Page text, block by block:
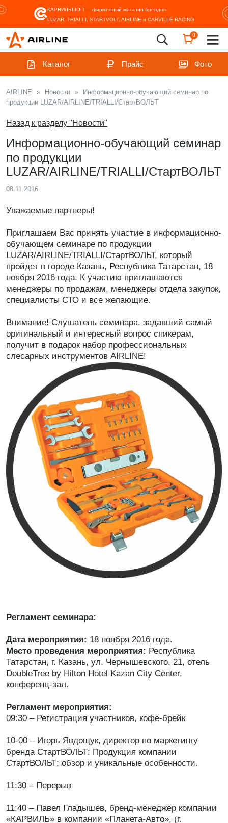
КАРВИЛЬШОП — фирменный магазин брендов
LUZAR, TRIALLI, STARTVOLT, AIRLINE и CARVILLE RACING
0
Каталог Прайс Фото
AIRLINE » Новости »
Информационно-обучающий семинар по
продукции LUZAR/AIRLINE/TRIALLI/СтартВОЛЬТ
Назад к разделу "Новости"
Информационно-обучающий семинар
по продукции
LUZAR/AIRLINE/TRIALLI/СтартВОЛЬТ
08.11.2016
Уважаемые партнеры!
Приглашаем Вас принять участие в информационно-
обучающем семинаре по продукции
LUZAR/AIRLINE/TRIALLI/СтартВОЛЬТ, который
пройдет в городе Казань, Республика Татарстан, 18
ноября 2016 года. К участию приглашаются
менеджеры по продажам, менеджеры отдела закупок,
специалисты СТО и все желающие.
Внимание! Слушатель семинара, задавший самый
оригинальный и интересный вопрос спикерам,
получит в подарок набор профессиональных
слесарных инструментов AIRLINE!
Регламент семинара:
Дата мероприятия: 18 ноября 2016 года.
Место проведения мероприятия: Республика
Татарстан, г. Казань, ул. Чернышевского, 21, отель
DoubleTree by Hilton Hotel Kazan City Center,
конференц-зал.
Регламент мероприятия:
09:30 – Регистрация участников, кофе-брейк
10-00 – Игорь Явдощук, директор по маркетингу
бренда СтартВОЛЬТ: Продукция компании
СтартВОЛЬТ: обзор и уникальные особенности.
11:30 – Перерыв
11:40 – Павел Гладышев, бренд-менеджер компании
«КАРВИЛЬ» в компании «Планета-Авто», (г.